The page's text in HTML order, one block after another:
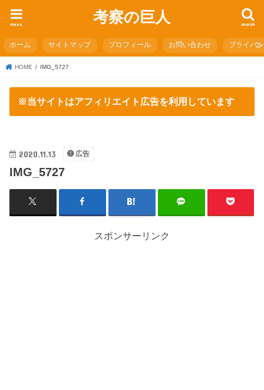
考察の巨人 search
menu
ホーム サイトマップ プロフィール お問い合わせ プライバ
HOME IMG_5727
※当サイトはアフィリエイト広告を利用しています
2020.11.13 広告
IMG_5727
スポンサーリンク